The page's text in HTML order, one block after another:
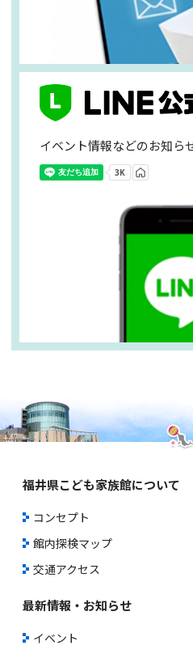
イベント情報などのお知ら
福井県こども家族館について
コンセプト
館内探検マップ
交通アクセス
最新情報・お知らせ
イベント